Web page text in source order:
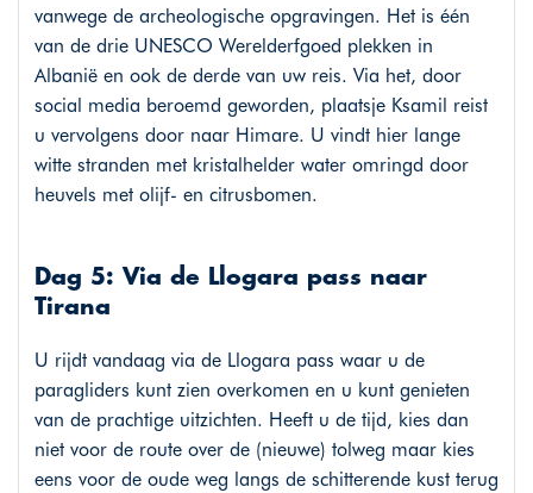
vanwege de archeologische opgravingen. Het is één
van de drie UNESCO Werelderfgoed plekken in
Albanië en ook de derde van uw reis. Via het, door
social media beroemd geworden, plaatsje Ksamil reist
u vervolgens door naar Himare. U vindt hier lange
witte stranden met kristalhelder water omringd door
heuvels met olijf- en citrusbomen.
Dag 5: Via de Llogara pass naar
Tirana
U rijdt vandaag via de Llogara pass waar u de
paragliders kunt zien overkomen en u kunt genieten
van de prachtige uitzichten. Heeft u de tijd, kies dan
niet voor de route over de (nieuwe) tolweg maar kies
eens voor de oude weg langs de schitterende kust terug